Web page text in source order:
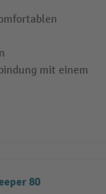
mit einem
80